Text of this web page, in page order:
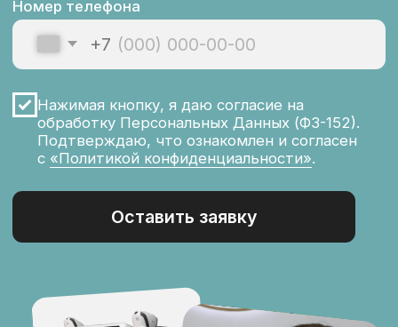
Inlove Beauty на карте Москвы — Яндекс Карты
Вопросы и ответы
эпиляции